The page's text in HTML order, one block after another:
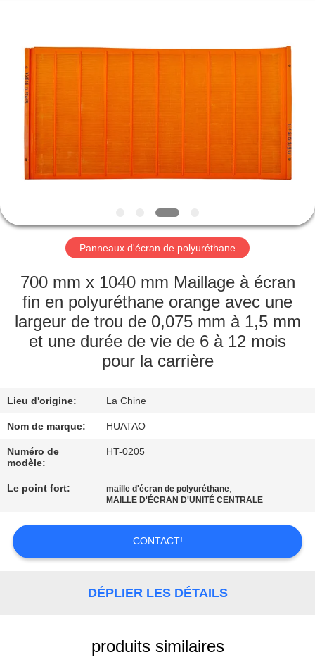
MAISON
PRODUITS
AU
SUJET
DE
NOUS
VISITE
D'USINE
CONTRÔLE
CONTACTEZ-
NOUS
NOUVELLES
DEMANDEZ
CITATION
Reserved.
Panneaux d'écran de polyuréthane
700 mm x 1040 mm Maillage à écran
fin en polyuréthane orange avec une
largeur de trou de 0,075 mm à 1,5 mm
et une durée de vie de 6 à 12 mois
pour la carrière
Lieu d'origine: La Chine
Nom de marque: HUATAO
Numéro de
modèle:
HT-0205
Le point fort: maille d'écran de polyuréthane,
MAILLE D'ÉCRAN D'UNITÉ CENTRALE
CONTACT!
DÉPLIER LES DÉTAILS
produits similaires